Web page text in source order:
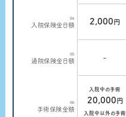
※4
入院保険金日額 2,000円
※5
通院保険金日額 -
※6
手術保険金額
入院中の手術
20,000円
入院中以外の手術